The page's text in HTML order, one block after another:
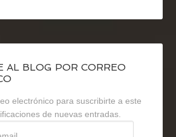
AL BLOG POR CORREO
electrónico para suscribirte a este
de nuevas entradas.